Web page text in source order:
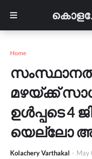
Home
മഴയ്ക്ക്
ഉൾപ്പടെ 4
യെല്ലോ
Kolachery Varthakal - May